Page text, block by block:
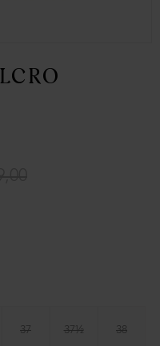
37 37½ 38